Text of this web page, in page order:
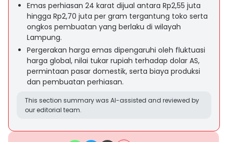
Emas perhiasan 24 karat dijual antara Rp2,55 juta
hingga Rp2,70 juta per gram tergantung toko serta
ongkos pembuatan yang berlaku di wilayah
Lampung.
Pergerakan harga emas dipengaruhi oleh fluktuasi
harga global, nilai tukar rupiah terhadap dolar AS,
permintaan pasar domestik, serta biaya produksi
dan pembuatan perhiasan.
This section summary was AI-assisted and reviewed by
our editorial team.